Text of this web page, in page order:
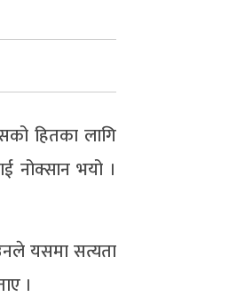
हितका लागि
नोक्सान भयो ।
यसमा सत्यता
।